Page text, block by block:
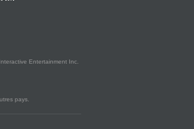
Entertainment Inc.
pays.